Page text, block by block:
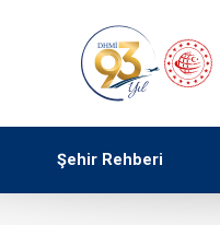
Şehir Rehberi